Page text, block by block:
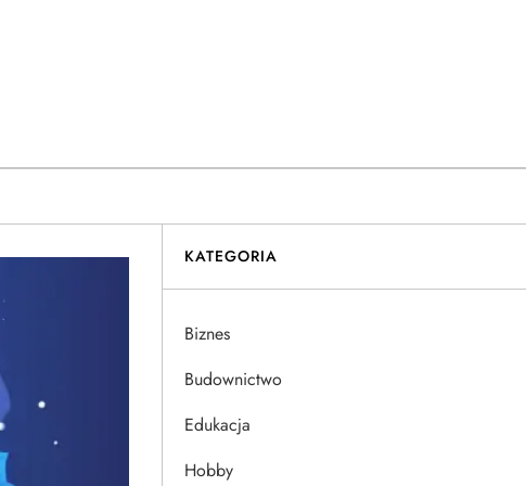
KATEGORIA
Biznes
Budownictwo
Edukacja
Hobby